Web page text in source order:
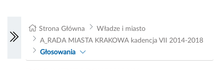
Strona Główna
Władze i miasto
A_RADA MIASTA KRAKOWA kadencja VII 2014-2018
Głosowania